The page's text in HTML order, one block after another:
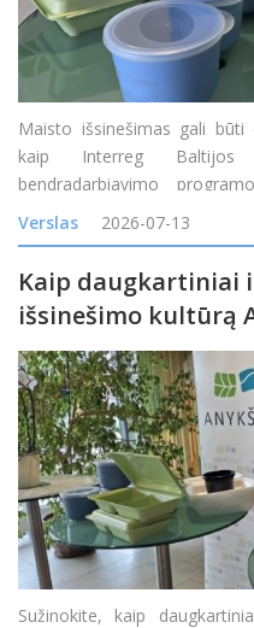
Maisto išsinešimas gali būti
kaip Interreg Baltijos
bendradarbiavimo
mąstysenos keitimas nuo
daugkartinio naudojimo
Verslas 2026-07-13
Kaip daugkartiniai
išsinešimo kultūrą
Sužinokite, kaip